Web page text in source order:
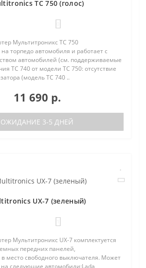
TC 750 (голос)
Мультитроникс TC 750
торпедо автомобиля и работает с
автомобилей (см. поддерживаемые
TC 740 от модели TC 750: отсутствие
(модель TC 740 ..
11 690 р.
ОЖИДАНИЕ 3-5 ДНЕЙ
UX-7 (зеленый)
Мультитроникс UX-7 комплектуется
передних панелей,
в место свободного выключателя. Может
следующие автомобили:Lada